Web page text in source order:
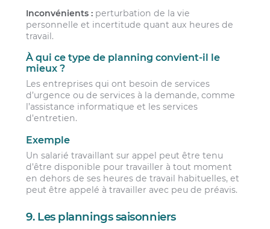
Inconvénients : perturbation de la vie
personnelle et incertitude quant aux heures de
travail.
À qui ce type de planning convient-il le
mieux ?
Les entreprises qui ont besoin de services
d’urgence ou de services à la demande, comme
l’assistance informatique et les services
d’entretien.
Exemple
Un salarié travaillant sur appel peut être tenu
d’être disponible pour travailler à tout moment
en dehors de ses heures de travail habituelles, et
peut être appelé à travailler avec peu de préavis.
9. Les plannings saisonniers